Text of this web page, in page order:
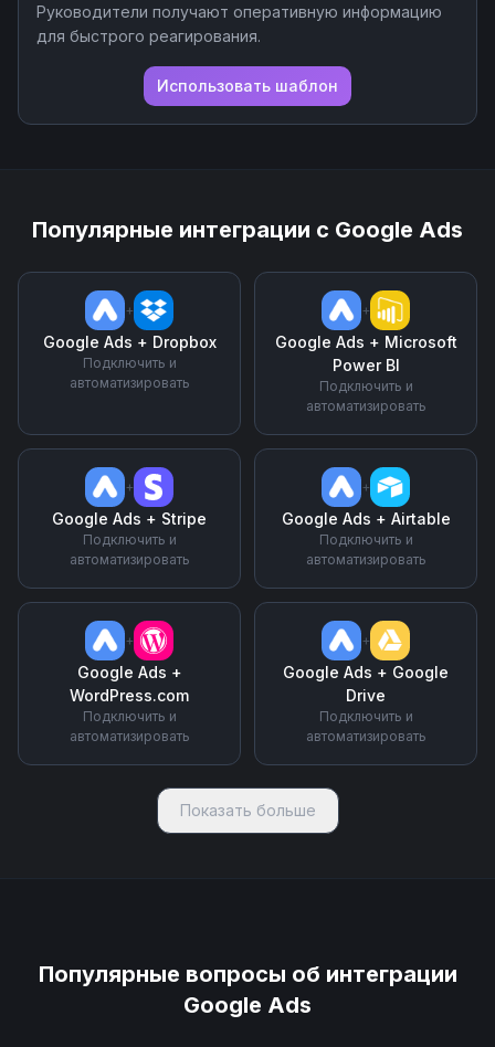
Руководители получают оперативную информацию
для быстрого реагирования.
Использовать шаблон
Популярные интеграции с Google Ads
+
Google Ads + Dropbox
Подключить и
автоматизировать
+
Google Ads + Microsoft
Power BI
Подключить и
автоматизировать
+
Google Ads + Stripe
Подключить и
автоматизировать
+
Google Ads + Airtable
Подключить и
автоматизировать
+
Google Ads +
WordPress.com
Подключить и
автоматизировать
+
Google Ads + Google
Drive
Подключить и
автоматизировать
Показать больше
Популярные вопросы об интеграции
Google Ads